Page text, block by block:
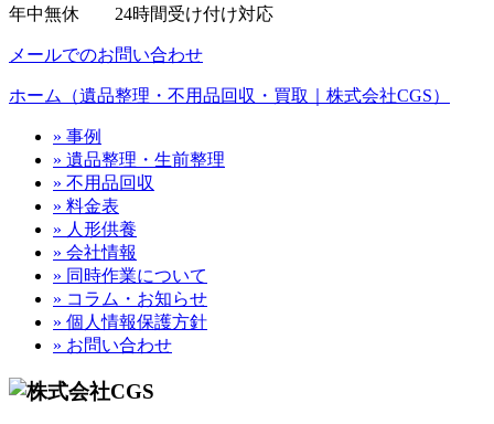
年中無休 24時間受け付け対応
メールでのお問い合わせ
ホーム（遺品整理・不用品回収・買取｜株式会社CGS）
» 事例
» 遺品整理・生前整理
» 不用品回収
» 料金表
» 人形供養
» 会社情報
» 同時作業について
» コラム・お知らせ
» 個人情報保護方針
» お問い合わせ